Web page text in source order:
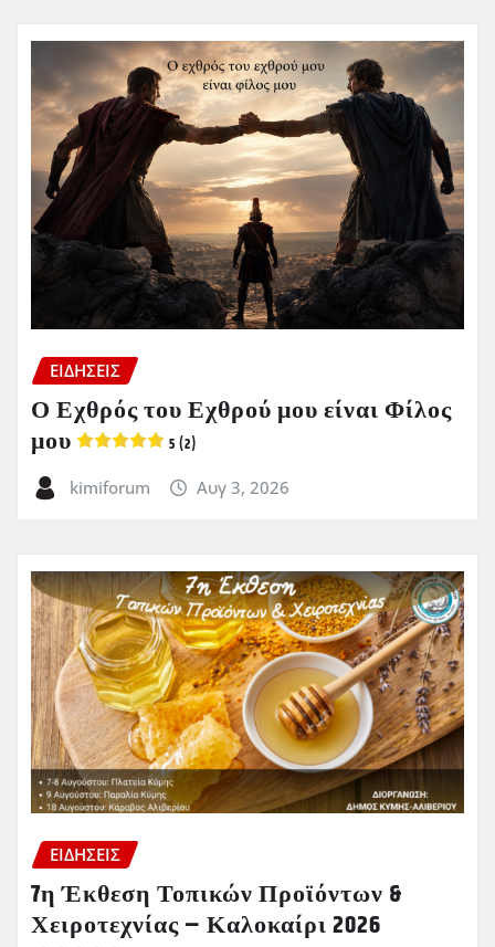
ΕΙΔΗΣΕΙΣ
Ο Εχθρός του Εχθρού μου είναι Φίλος
μου
5 (2)
kimiforum Αυγ 3, 2026
ΕΙΔΗΣΕΙΣ
7η Έκθεση Τοπικών Προϊόντων &
Χειροτεχνίας – Καλοκαίρι 2026